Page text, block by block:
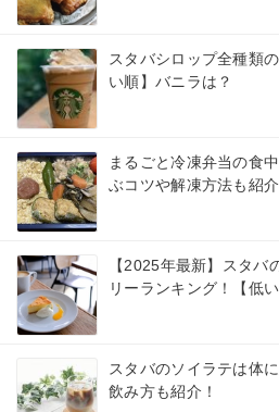
スタバシロップ全種類
い順】バニラは？
まるごと冷凍弁当の食
ぶコツや解凍方法も紹介
【2025年最新】スタバ
リーランキング！【低
スタバのソイラテは体
飲み方も紹介！